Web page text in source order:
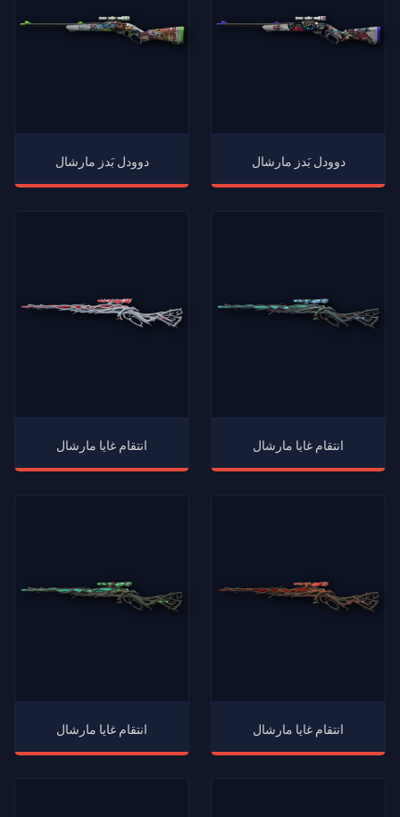
دوودل بَدز مارشال دوودل بَدز مارشال
انتقام غايا مارشال انتقام غايا مارشال
انتقام غايا مارشال انتقام غايا مارشال